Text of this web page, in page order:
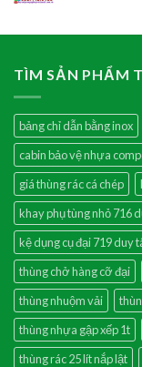
TÌM SẢN PHẨM
bảng chỉ dẫn bằng inox
cabin bảo vệ nhựa
giá thùng rác cá chép
khay phụ tùng nhỏ 716
kệ dụng cụ đại 719 duy
thùng chở hàng cỡ đại
thùng nhuộm vải
thùng nhựa gập xếp 1t
thùng rác 25 lít nắp lật